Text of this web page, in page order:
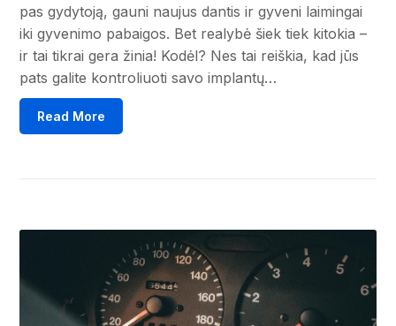
pas gydytoją, gauni naujus dantis ir gyveni laimingai
iki gyvenimo pabaigos. Bet realybė šiek tiek kitokia –
ir tai tikrai gera žinia! Kodėl? Nes tai reiškia, kad jūs
pats galite kontroliuoti savo implantų…
Read More